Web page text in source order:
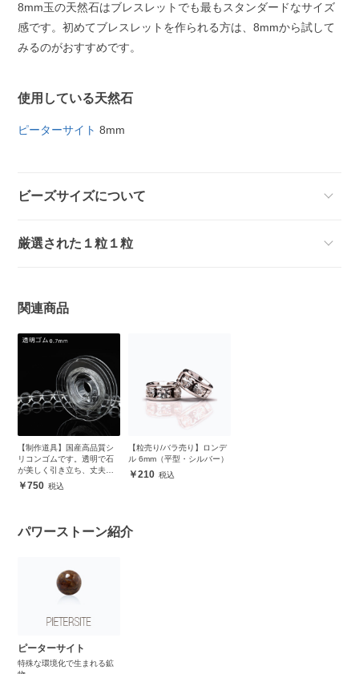
8mm玉の天然石はブレスレットでも最もスタンダードなサイズ
感です。初めてブレスレットを作られる方は、8mmから試して
みるのがおすすめです。
使用している天然石
ピーターサイト 8mm
ビーズサイズについて
厳選された１粒１粒
関連商品
【制作道具】国産高品質シ
リコンゴムです。透明で石
が美しく引き立ち、丈夫で
安心750
【粒売り/バラ売り】ロンデ
ル 6mm（平型・シルバー）
210
パワーストーン紹介
ピーターサイト
特殊な環境化で生まれる鉱